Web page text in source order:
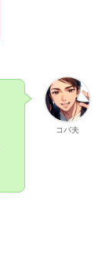
コバ夫